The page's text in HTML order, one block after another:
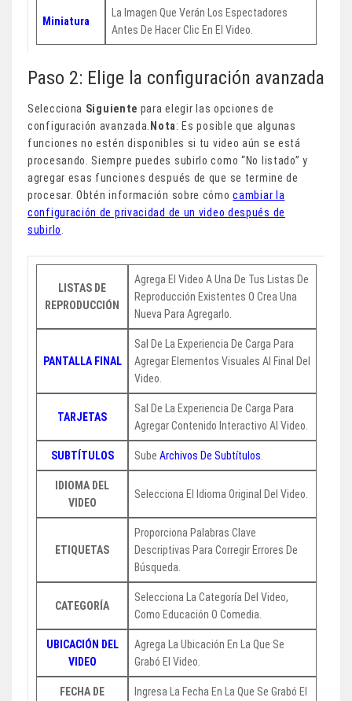
Miniatura
La Imagen Que Verán Los Espectadores
Antes De Hacer Clic En El Video.
Paso 2: Elige la configuración avanzada
Selecciona Siguiente para elegir las opciones de
configuración avanzada. Nota: Es posible que algunas
funciones no estén disponibles si tu video aún se está
procesando. Siempre puedes subirlo como “No listado” y
agregar esas funciones después de que se termine de
procesar. Obtén información sobre cómocambiar la
configuración de privacidad de un video después de
subirlo
LISTAS DE
REPRODUCCIÓN
Agrega El Video A Una De Tus Listas De
Reproducción Existentes O Crea Una
Nueva Para Agregarlo.
PANTALLA FINAL
Sal De La Experiencia De Carga Para
Agregar Elementos Visuales Al Final Del
Video.
TARJETAS
Sal De La Experiencia De Carga Para
Agregar Contenido Interactivo Al Video.
SUBTÍTULOS Sube Archivos De Subtítulos
IDIOMA DEL
VIDEO
Selecciona El Idioma Original Del Video.
ETIQUETAS
Proporciona Palabras Clave
Descriptivas Para Corregir Errores De
Búsqueda.
CATEGORÍA
Selecciona La Categoría Del Video,
Como Educación O Comedia.
UBICACIÓN DEL
VIDEO
Agrega La Ubicación En La Que Se
Grabó El Video.
FECHA DE
Ingresa La Fecha En La Que Se Grabó El